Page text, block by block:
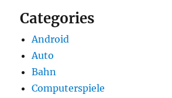
Categories
Android
Auto
Bahn
Computerspiele